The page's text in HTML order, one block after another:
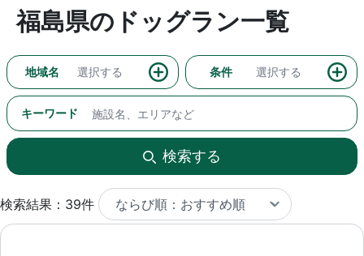
福島県のドッグラン一覧
地域名 選択する 条件 選択する
キーワード
検索する
検索結果：39件